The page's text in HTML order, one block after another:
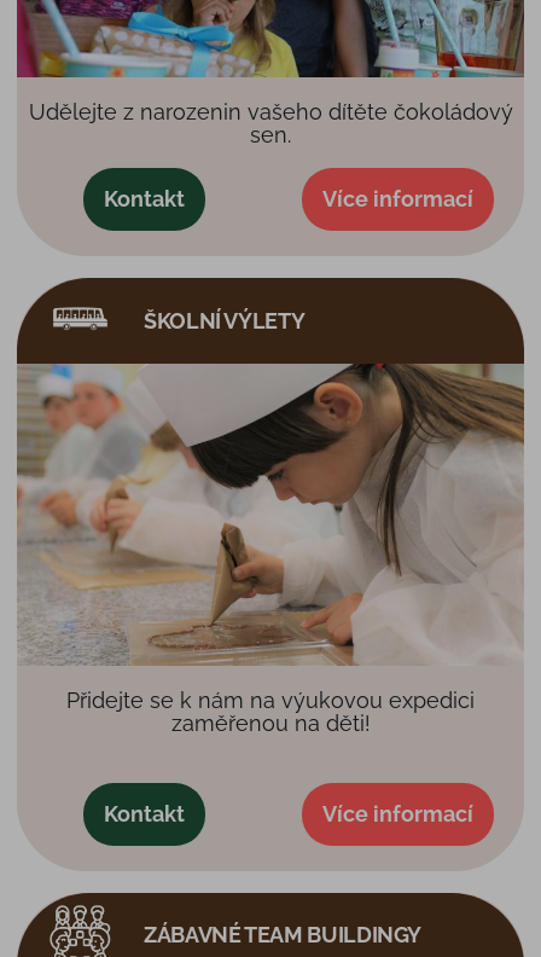
Udělejte z narozenin vašeho dítěte čokoládový
sen.
Kontakt Více informací
ŠKOLNÍ VÝLETY
Přidejte se k nám na výukovou expedici
zaměřenou na děti!
Kontakt Více informací
ZÁBAVNÉ TEAM BUILDINGY